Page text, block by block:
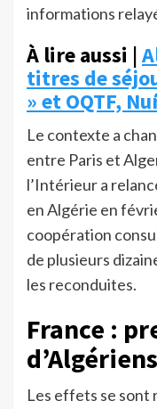
informations
À lire aussi |
titres de
» et OQTF,
Le contexte a
entre Paris et
l’Intérieur a
en Algérie en
coopération
de plusieurs
les reconduites.
France :
Les effets se sont